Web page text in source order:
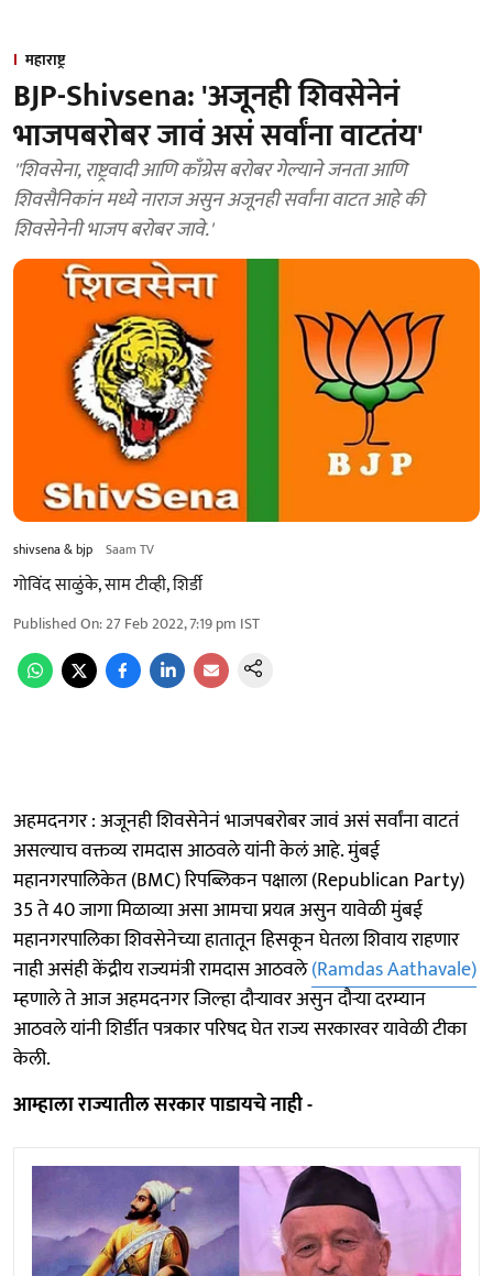
महाराष्ट्र
BJP-Shivsena: 'अजूनही शिवसेनेनं
भाजपबरोबर जावं असं सर्वांना वाटतंय'
''शिवसेना, राष्ट्रवादी आणि काँग्रेस बरोबर गेल्याने जनता आणि
शिवसैनिकांन मध्ये नाराज असुन अजूनही सर्वांना वाटत आहे की
शिवसेनेनी भाजप बरोबर जावे.'
shivsena & bjp Saam TV
गोविंद साळुंके, साम टीव्ही, शिर्डी
Published On:27 Feb 2022, 7:19 pm IST
अहमदनगर : अजूनही शिवसेनेनं भाजपबरोबर जावं असं सर्वांना वाटतं
असल्याच वक्तव्य रामदास आठवले यांनी केलं आहे. मुंबई
महानगरपालिकेत (BMC) रिपब्लिकन पक्षाला (Republican Party)
35 ते 40 जागा मिळाव्या असा आमचा प्रयत्न असुन यावेळी मुंबई
महानगरपालिका शिवसेनेच्या हातातून हिसकून घेतला शिवाय राहणार
नाही असंही केंद्रीय राज्यमंत्री रामदास आठवले(Ramdas Aathavale)
म्हणाले ते आज अहमदनगर जिल्हा दौऱ्यावर असुन दौऱ्या दरम्यान
आठवले यांनी शिर्डीत पत्रकार परिषद घेत राज्य सरकारवर यावेळी टीका
केली.
आम्हाला राज्यातील सरकार पाडायचे नाही -